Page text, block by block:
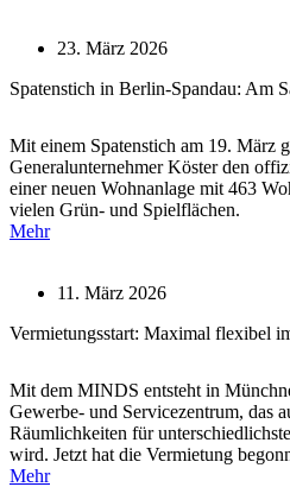
23. März 2026
Spatenstich in Berlin-Spandau: Am
Mit einem Spatenstich am 19. März
Generalunternehmer Köster den
einer neuen Wohnanlage mit 463
vielen Grün- und Spielflächen.
Mehr
11. März 2026
Vermietungsstart: Maximal flexibel
Mit dem MINDS entsteht in
Gewerbe- und Servicezentrum, das
Räumlichkeiten für
wird. Jetzt hat die Vermietung
Mehr